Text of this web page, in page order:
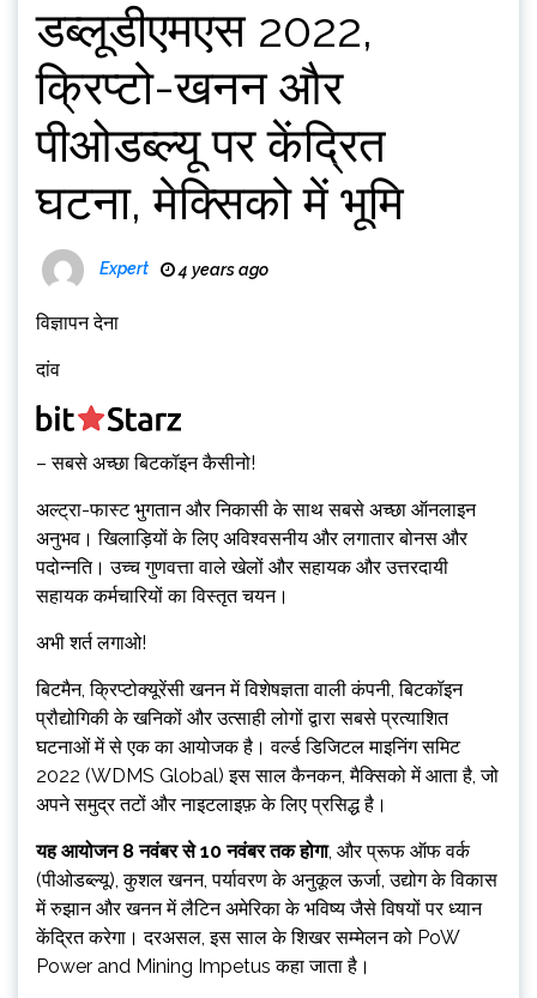
डब्लूडीएमएस 2022,
क्रिप्टो-खनन और
पीओडब्ल्यू पर केंद्रित
घटना, मेक्सिको में भूमि
Expert 4 years ago
विज्ञापन देना
दांव
– सबसे अच्छा बिटकॉइन कैसीनो!
अल्ट्रा-फास्ट भुगतान और निकासी के साथ सबसे अच्छा ऑनलाइन
अनुभव। खिलाड़ियों के लिए अविश्वसनीय और लगातार बोनस और
पदोन्नति। उच्च गुणवत्ता वाले खेलों और सहायक और उत्तरदायी
सहायक कर्मचारियों का विस्तृत चयन।
अभी शर्त लगाओ!
बिटमैन, क्रिप्टोक्यूरेंसी खनन में विशेषज्ञता वाली कंपनी, बिटकॉइन
प्रौद्योगिकी के खनिकों और उत्साही लोगों द्वारा सबसे प्रत्याशित
घटनाओं में से एक का आयोजक है। वर्ल्ड डिजिटल माइनिंग समिट
2022 (WDMS Global) इस साल कैनकन, मैक्सिको में आता है, जो
अपने समुद्र तटों और नाइटलाइफ़ के लिए प्रसिद्ध है।
यह आयोजन 8 नवंबर से 10 नवंबर तक होगा, और प्रूफ ऑफ वर्क
(पीओडब्ल्यू), कुशल खनन, पर्यावरण के अनुकूल ऊर्जा, उद्योग के विकास
में रुझान और खनन में लैटिन अमेरिका के भविष्य जैसे विषयों पर ध्यान
केंद्रित करेगा। दरअसल, इस साल के शिखर सम्मेलन को PoW
Power and Mining Impetus कहा जाता है।